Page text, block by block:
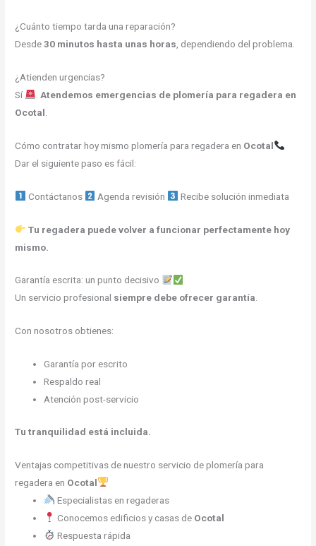
¿Cuánto tiempo tarda una reparación?
Desde30 minutos hasta unas horas , dependiendo del problema.
¿Atienden urgencias?
Sí
Atendemos emergencias de plomería para regadera en
Ocotal
Cómo contratar hoy mismo plomería para regadera en Ocotal
Dar el siguiente paso es fácil:
Contáctanos Agenda revisión Recibe solución inmediata
Tu regadera puede volver a funcionar perfectamente hoy
mismo.
Garantía escrita: un punto decisivo
Un servicio profesional siempre debe ofrecer garantía.
Con nosotros obtienes:
Garantía por escrito
Respaldo real
Atención post-servicio
Tu tranquilidad está incluida.
Ventajas competitivas de nuestro servicio de plomería para
regadera en Ocotal
Especialistas en regaderas
Conocemos edificios y casas de Ocotal
Respuesta rápida